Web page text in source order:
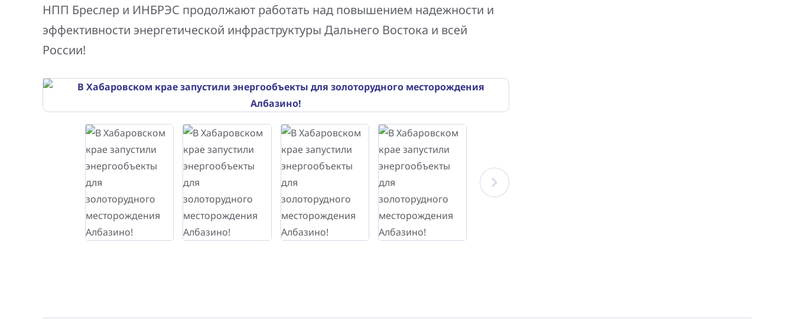
НПП Бреслер и ИНБРЭС продолжают работать над повышением надежности и
эффективности энергетической инфраструктуры Дальнего Востока и всей
России!